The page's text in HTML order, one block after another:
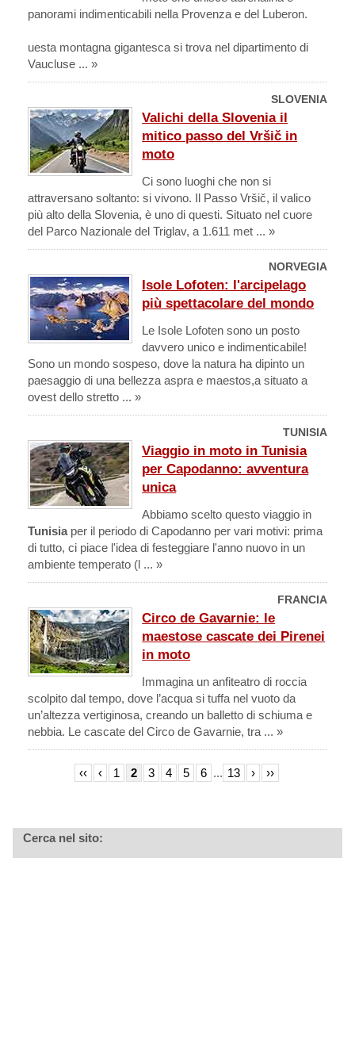
panorami indimenticabili nella Provenza e del Luberon.
uesta montagna gigantesca si trova nel dipartimento di
Vaucluse ... »
SLOVENIA
Valichi della Slovenia il
mitico passo del Vršič in
moto
Ci sono luoghi che non si
attraversano soltanto: si vivono. Il Passo Vršič, il valico
più alto della Slovenia, è uno di questi. Situato nel cuore
del Parco Nazionale del Triglav, a 1.611 met ... »
NORVEGIA
Isole Lofoten: l'arcipelago
più spettacolare del mondo
Le Isole Lofoten sono un posto
davvero unico e indimenticabile!
Sono un mondo sospeso, dove la natura ha dipinto un
paesaggio di una bellezza aspra e maestos,a situato a
ovest dello stretto ... »
TUNISIA
Viaggio in moto in Tunisia
per Capodanno: avventura
unica
Abbiamo scelto questo viaggio in
Tunisiaper il periodo di Capodanno per vari motivi: prima
di tutto, ci piace l'idea di festeggiare l'anno nuovo in un
ambiente temperato (l ... »
FRANCIA
Circo de Gavarnie: le
maestose cascate dei Pirenei
in moto
Immagina un anfiteatro di roccia
scolpito dal tempo, dove l’acqua si tuffa nel vuoto da
un’altezza vertiginosa, creando un balletto di schiuma e
nebbia. Le cascate del Circo de Gavarnie, tra ... »
‹‹ ‹ 1 2 3 4 5 6 ... 13 › ››
Cerca nel sito: